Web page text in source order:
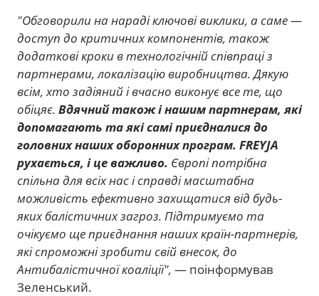
"Обговорили на нараді ключові виклики, а саме —
доступ до критичних компонентів, також
додаткові кроки в технологічній співпраці з
партнерами, локалізацію виробництва. Дякую
всім, хто задіяний і вчасно виконує все те, що
обіцяє. Вдячний також і нашим партнерам, які
допомагають та які самі приєдналися до
головних наших оборонних програм. FREYJA
рухається, і це важливо. Європі потрібна
спільна для всіх нас і справді масштабна
можливість ефективно захищатися від будь-
яких балістичних загроз. Підтримуємо та
очікуємо ще приєднання наших країн-партнерів,
які спроможні зробити свій внесок, до
Антибалістичної коаліції", — поінформував
Зеленський.